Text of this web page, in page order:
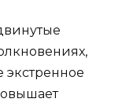
экстренное